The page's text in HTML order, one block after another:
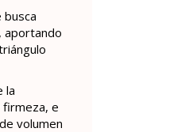
busca
aportando
la
firmeza, e
volumen